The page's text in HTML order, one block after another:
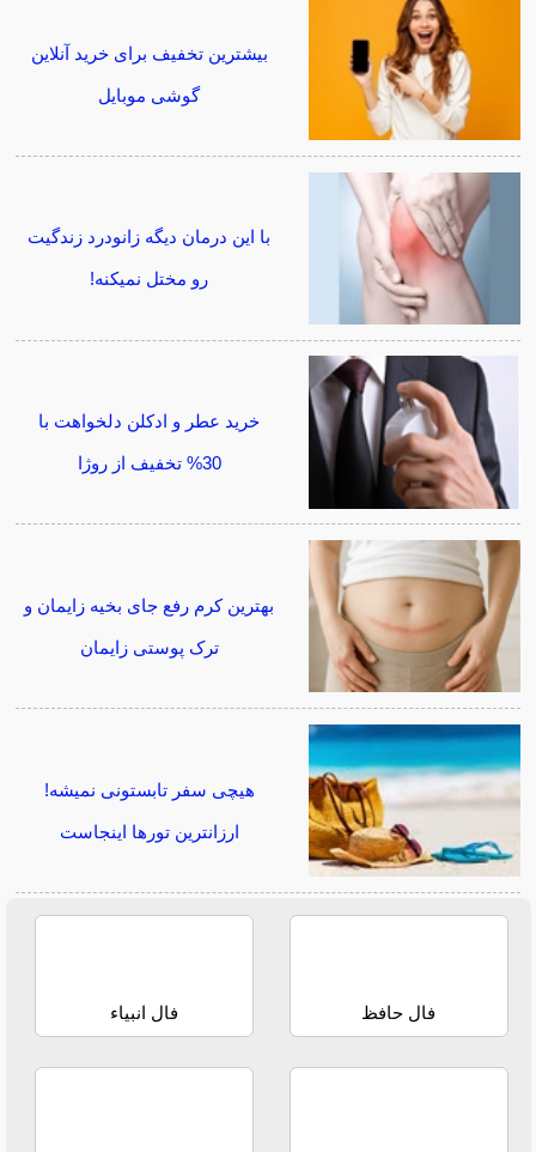
بیشترین تخفیف برای خرید آنلاین
گوشی موبایل
با این درمان دیگه زانودرد زندگیت
رو مختل نمیکنه!
خرید عطر و ادکلن دلخواهت با
30% تخفیف از روژا
بهترین کرم رفع جای بخیه زایمان و
ترک پوستی زایمان
هیچی سفر تابستونی نمیشه!
ارزانترین تورها اینجاست
فال حافظ فال انبیاء